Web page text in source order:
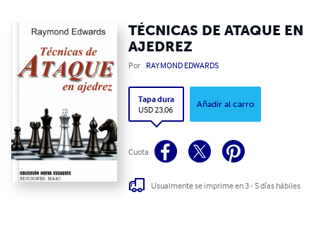
TÉCNICAS DE ATAQUE EN
AJEDREZ
Por RAYMOND EDWARDS
Tapa dura
USD 23,06
Añadir al carro
Cuota
Usualmente se imprime en 3 - 5 días hábiles